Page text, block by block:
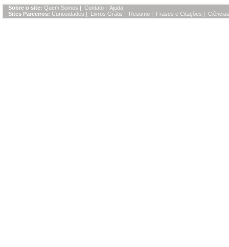
Sobre o site: Quem Somos | Contato | Ajuda
Sites Parceiros: Curiosidades | Livros Grátis | Resumo | Frases e Citações |